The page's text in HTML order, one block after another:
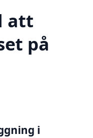
att
på
i